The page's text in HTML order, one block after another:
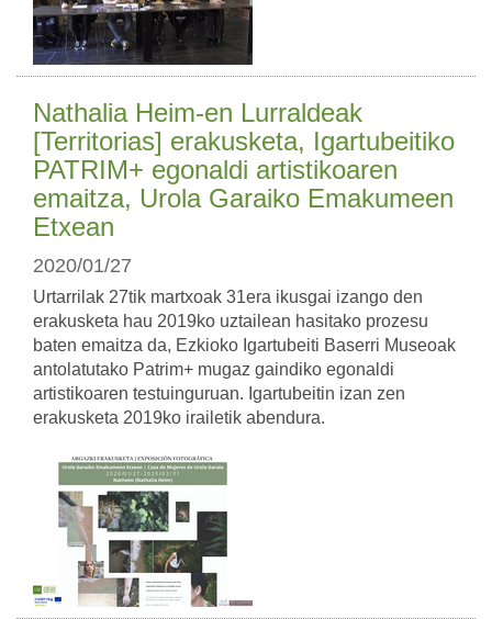
Nathalia Heim-en Lurraldeak
[Territorias] erakusketa, Igartubeitiko
PATRIM+ egonaldi artistikoaren
emaitza, Urola Garaiko Emakumeen
Etxean
2020/01/27
Urtarrilak 27tik martxoak 31era ikusgai izango den
erakusketa hau 2019ko uztailean hasitako prozesu
baten emaitza da, Ezkioko Igartubeiti Baserri Museoak
antolatutako Patrim+ mugaz gaindiko egonaldi
artistikoaren testuinguruan. Igartubeitin izan zen
erakusketa 2019ko irailetik abendura.